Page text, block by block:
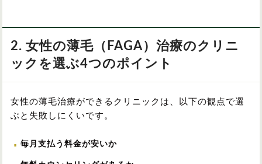
2. 女性の薄毛（FAGA）治療のクリニ
ックを選ぶ4つのポイント
女性の薄毛治療ができるクリニックは、以下の観点で選
ぶと失敗しにくいです。
毎月支払う料金が安いか